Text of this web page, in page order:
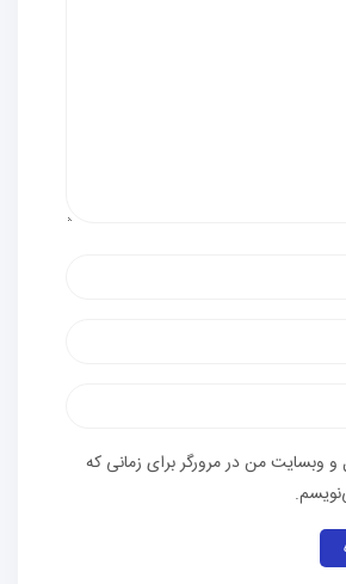
و وبسایت من در مرورگر برای زمانی که